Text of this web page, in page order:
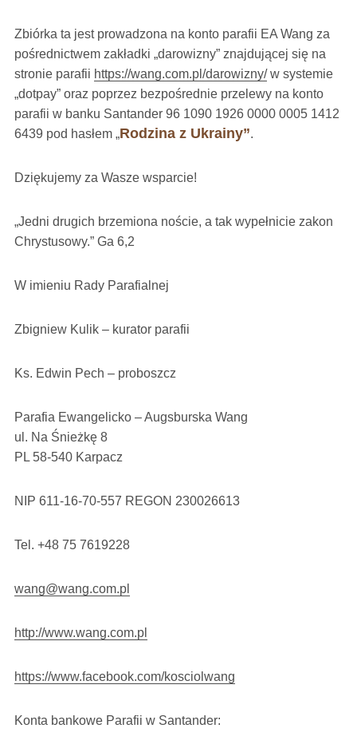
Zbiórka ta jest prowadzona na konto parafii EA Wang za
pośrednictwem zakładki „darowizny” znajdującej się na
stronie parafii https://wang.com.pl/darowizny/w systemie
„dotpay” oraz poprzez bezpośrednie przelewy na konto
parafii w banku Santander 96 1090 1926 0000 0005 1412
6439 pod hasłem „Rodzina z Ukrainy”.
Dziękujemy za Wasze wsparcie!
„Jedni drugich brzemiona noście, a tak wypełnicie zakon
Chrystusowy.” Ga 6,2
W imieniu Rady Parafialnej
Zbigniew Kulik – kurator parafii
Ks. Edwin Pech – proboszcz
Parafia Ewangelicko – Augsburska Wang
ul. Na Śnieżkę 8
PL 58-540 Karpacz
NIP 611-16-70-557 REGON 230026613
Tel. +48 75 7619228
wang@wang.com.pl
http://www.wang.com.pl
https://www.facebook.com/kosciolwang
Konta bankowe Parafii w Santander: